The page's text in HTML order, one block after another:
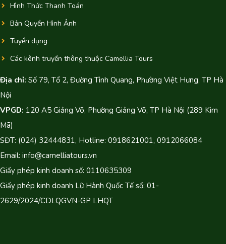
Hình Thức Thanh Toán
Bản Quyền Hình Ảnh
Tuyển dụng
Các kênh truyền thông thuộc Camellia Tours
Địa chỉ: Số 79, Tổ 2, Đường Tình Quang, Phường Việt Hưng, TP Hà
Nội
VPGD: 120 A5 Giảng Võ, Phường Giảng Võ, TP Hà Nội (289 Kim
Mã)
SĐT: (024) 32444831, Hotline: 0918621001, 0912066084
Email: info@camelliatours.vn
Giấy phép kinh doanh số: 0110635309
Giấy phép kinh doanh Lữ Hành Quốc Tế số: 01-
2629/2024/CDLQGVN-GP LHQT